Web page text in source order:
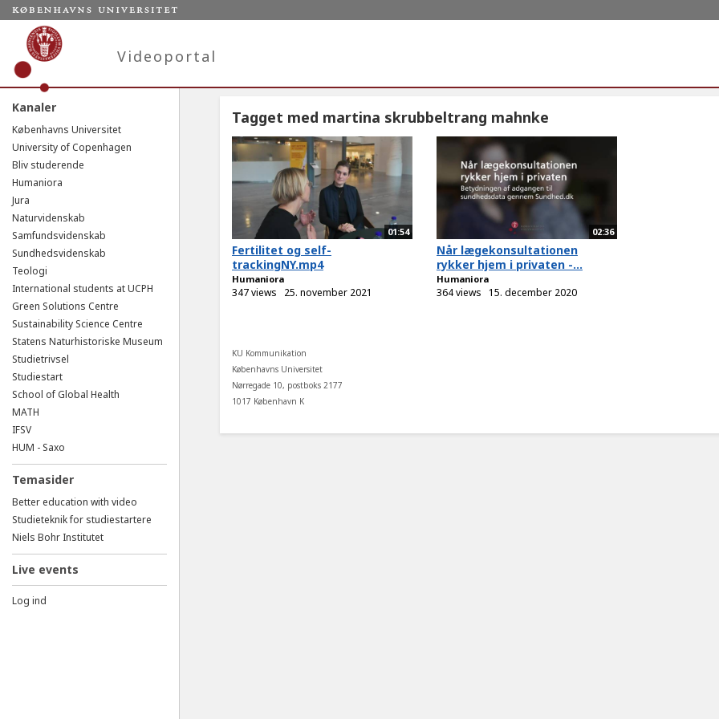
Videoportal
Kanaler
Københavns Universitet
University of Copenhagen
Bliv studerende
Humaniora
Jura
Naturvidenskab
Samfundsvidenskab
Sundhedsvidenskab
Teologi
International students at UCPH
Green Solutions Centre
Sustainability Science Centre
Statens Naturhistoriske Museum
Studietrivsel
Studiestart
School of Global Health
MATH
IFSV
HUM - Saxo
Temasider
Better education with video
Studieteknik for studiestartere
Niels Bohr Institutet
Live events
Log ind
Tagget med martina skrubbeltrang mahnke
01:54
Fertilitet og self-
trackingNY.mp4
Humaniora
347 views 25. november 2021
02:36
Når lægekonsultationen
rykker hjem i privaten -...
Humaniora
364 views 15. december 2020
KU Kommunikation
Københavns Universitet
Nørregade 10, postboks 2177
1017 København K